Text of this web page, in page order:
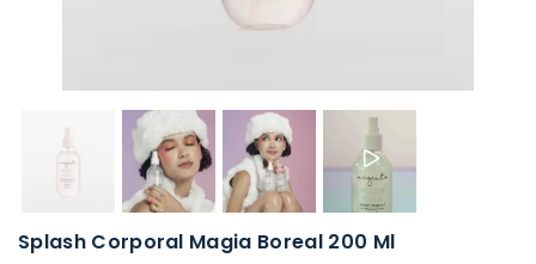
Splash Corporal Magia Boreal 200 Ml